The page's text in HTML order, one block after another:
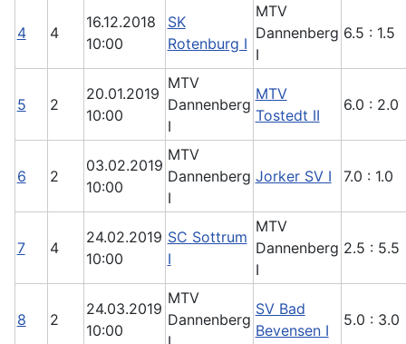
4 4
16.12.2018
10:00
SK
Rotenburg I
MTV
Dannenberg
I
6.5 : 1.5
5 2
20.01.2019
10:00
MTV
Dannenberg
I
MTV
Tostedt II
6.0 : 2.0
6 2
03.02.2019
10:00
MTV
Dannenberg
I
Jorker SV I 7.0 : 1.0
7 4
24.02.2019
10:00
SC Sottrum
I
MTV
Dannenberg
I
2.5 : 5.5
8 2
24.03.2019
10:00
MTV
Dannenberg
SV Bad
Bevensen I
5.0 : 3.0